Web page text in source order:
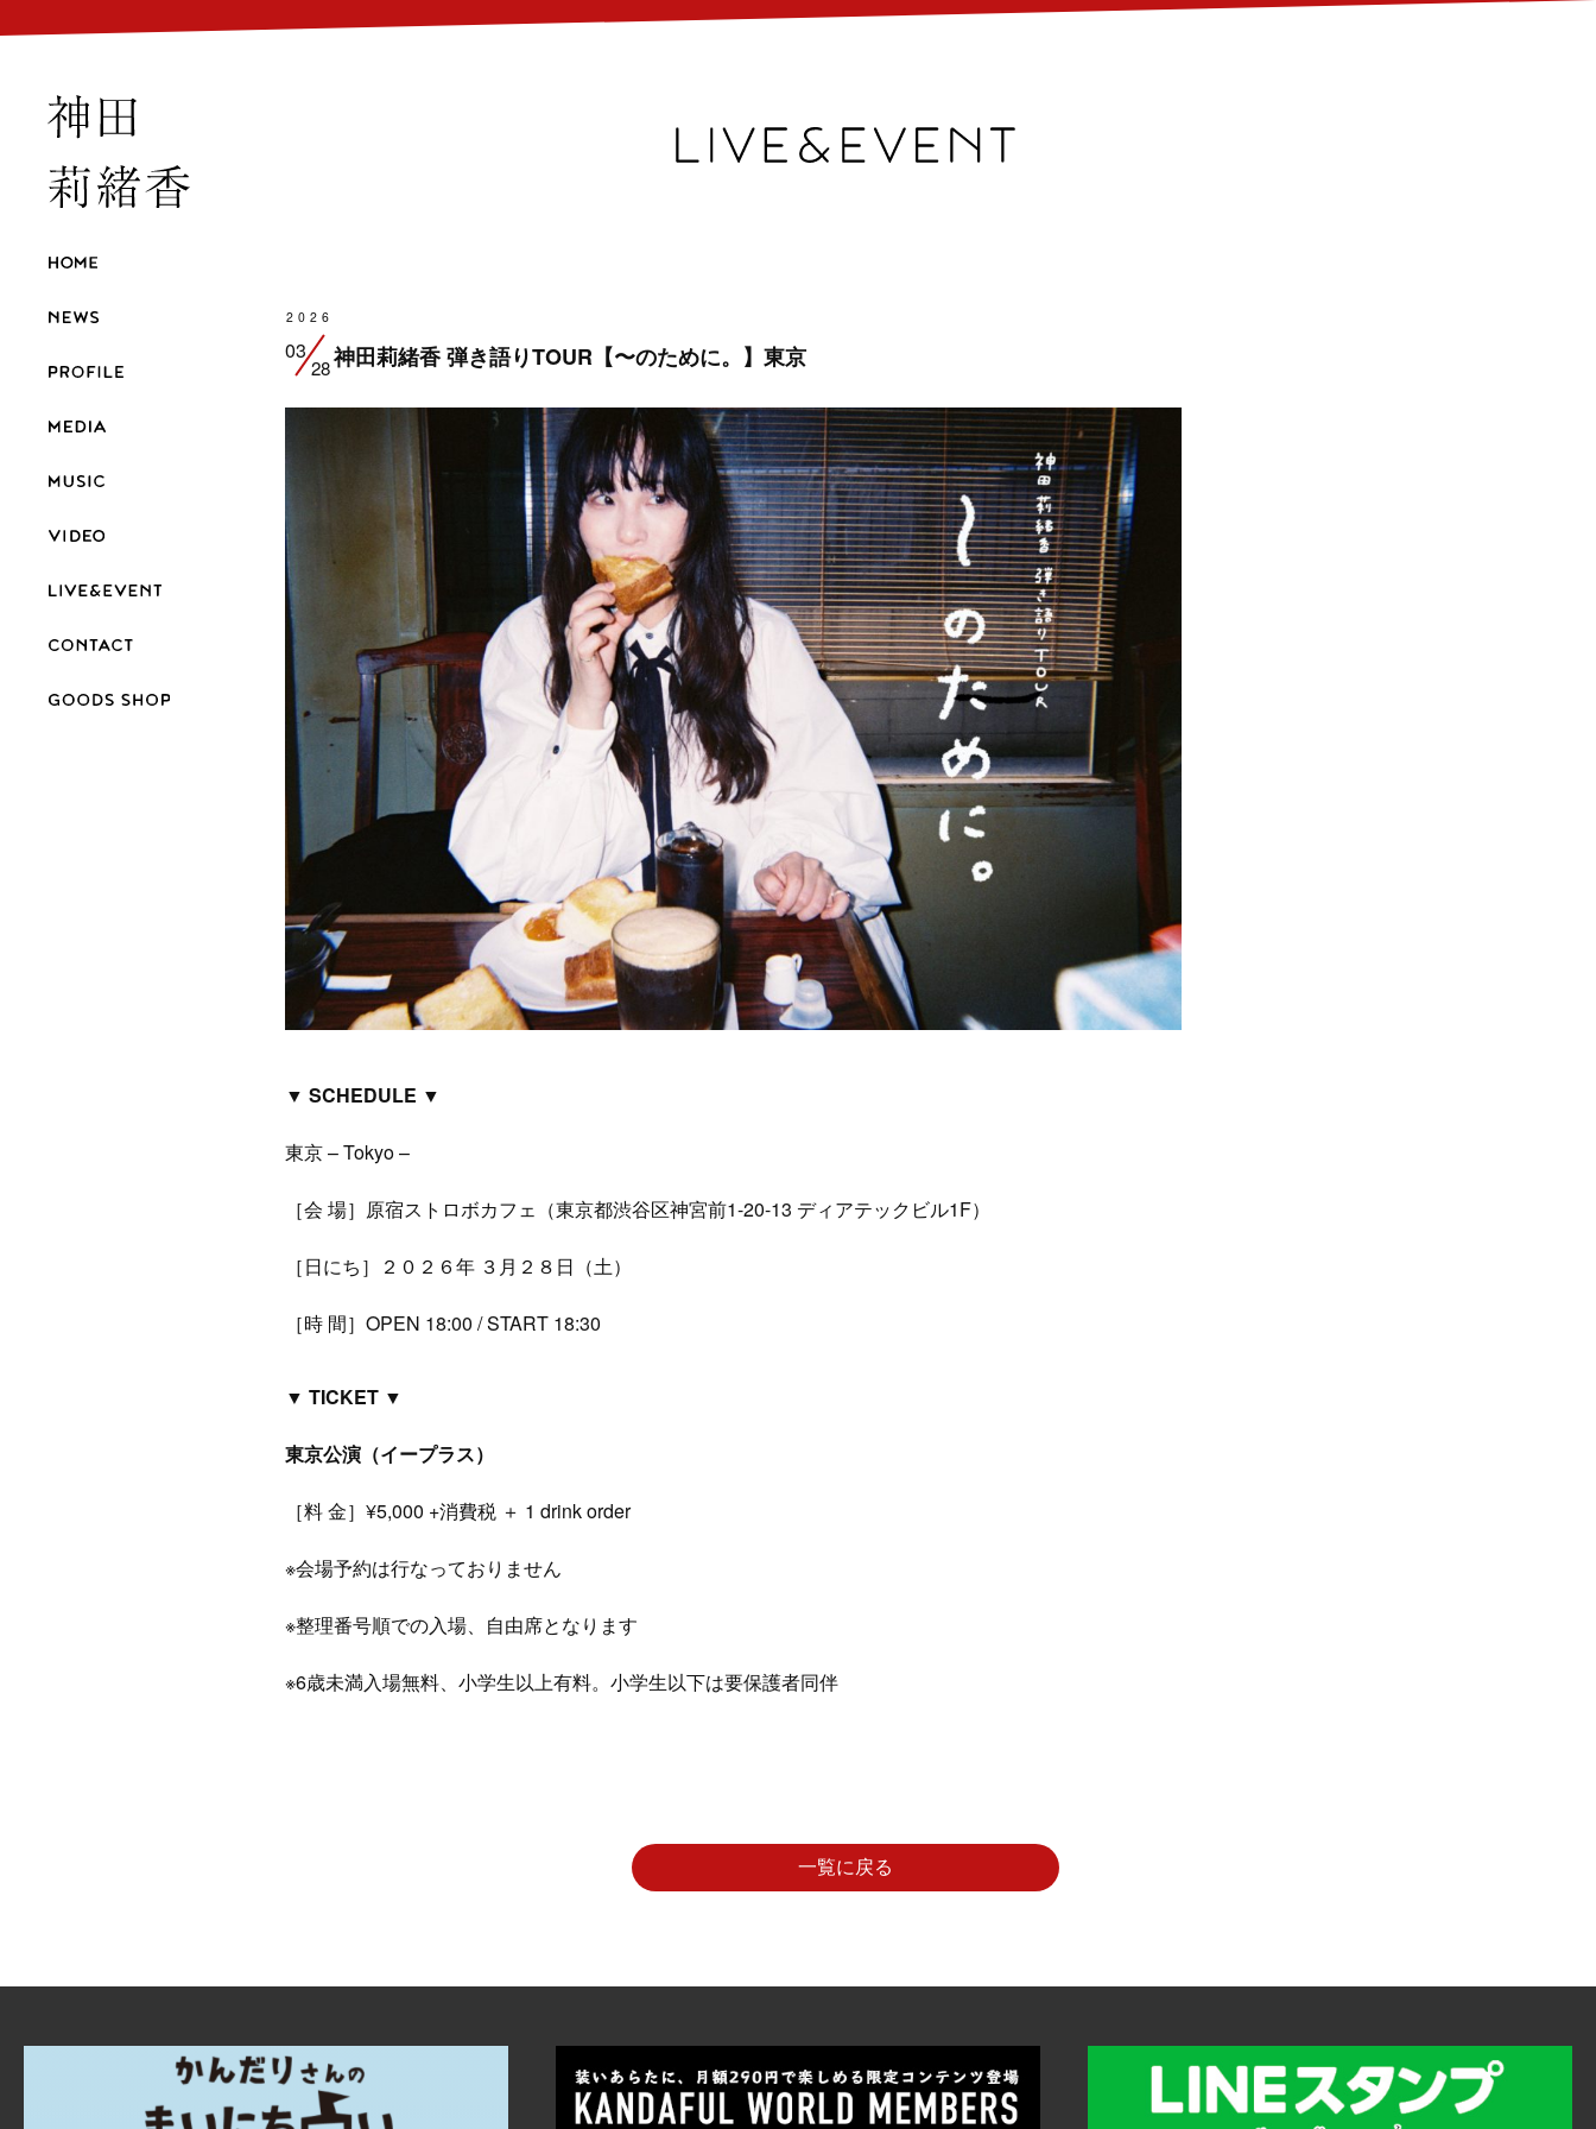
2026
03
28神田莉緒香 弾き語りTOUR【〜のために。】東京
▼ SCHEDULE ▼
東京 – Tokyo –
［会 場］原宿ストロボカフェ（東京都渋谷区神宮前1-20-13 ディアテックビル1F）
［日にち］２０２６年 ３月２８日（土）
［時 間］OPEN 18:00 / START 18:30
▼ TICKET ▼
東京公演（イープラス）
［料 金］¥5,000 +消費税 ＋ 1 drink order
※会場予約は行なっておりません
※整理番号順での入場、自由席となります
※6歳未満入場無料、小学生以上有料。小学生以下は要保護者同伴
一覧に戻る